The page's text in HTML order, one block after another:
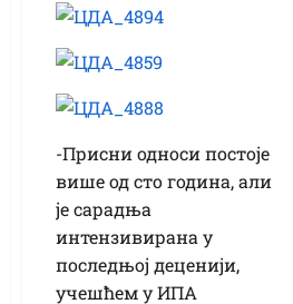
-Присни односи постоје
више од сто година, али
је сарадња
интензивирана у
последњој деценији,
учешћем у ИПА